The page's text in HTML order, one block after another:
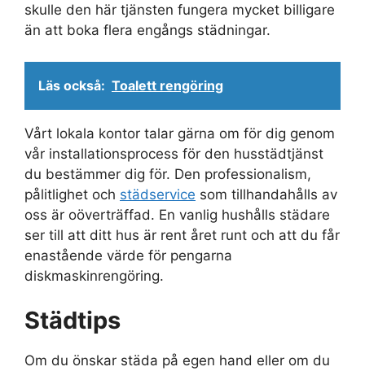
skulle den här tjänsten fungera mycket billigare
än att boka flera engångs städningar.
Läs också: Toalett rengöring
Vårt lokala kontor talar gärna om för dig genom
vår installationsprocess för den husstädtjänst
du bestämmer dig för. Den professionalism,
pålitlighet och städservice som tillhandahålls av
oss är oöverträffad. En vanlig hushålls städare
ser till att ditt hus är rent året runt och att du får
enastående värde för pengarna
diskmaskinrengöring.
Städtips
Om du önskar städa på egen hand eller om du